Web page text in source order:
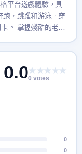
跑，跳躍和游泳，穿
。 掌握殘酷的老闆
0.0★★★★★
0 votes
0
0